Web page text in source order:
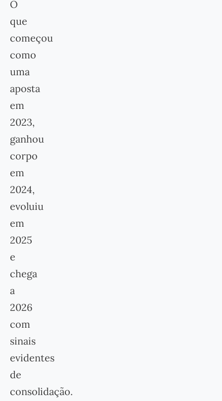
O
que
começou
como
uma
aposta
em
2023,
ganhou
corpo
em
2024,
evoluiu
em
2025
e
chega
a
2026
com
sinais
evidentes
de
consolidação.